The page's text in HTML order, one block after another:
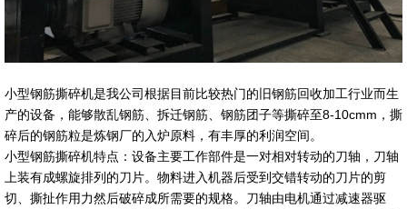
小型钢筋撕碎机是我公司根据目前比较热门的旧钢筋回收加工行业而生
产的设备，能够散乱钢筋、拆迁钢筋、钢筋团子等撕碎至8-10cmm，撕
碎后的钢筋粒是炼钢厂的入炉原料，有丰厚的利润空间。
小型钢筋撕碎机特点：设备主要工作部件是一对相对转动的刀轴，刀轴
上装有成螺旋排列的刀片。物料进入机器后受到交错转动的刀片的剪
切、撕扯作用力然后破碎成所需要的规格。刀轴由电机通过减速器驱